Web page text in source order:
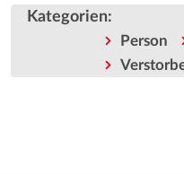
Kategorien:
Person